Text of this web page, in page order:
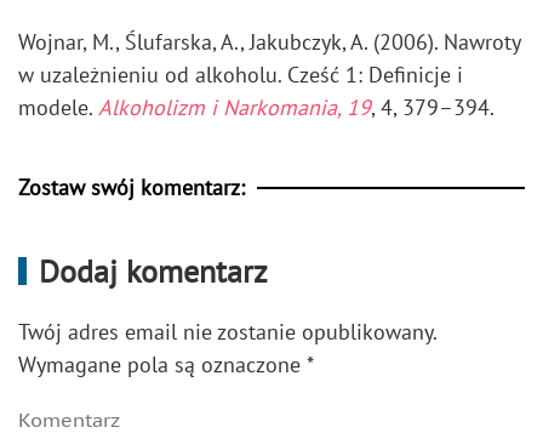
Wojnar, M., Ślufarska, A., Jakubczyk, A. (2006). Nawroty
w uzależnieniu od alkoholu. Cześć 1: Definicje i
modele. Alkoholizm i Narkomania, 19, 4, 379–394.
Zostaw swój komentarz:
Dodaj komentarz
Twój adres email nie zostanie opublikowany.
Wymagane pola są oznaczone *
Komentarz